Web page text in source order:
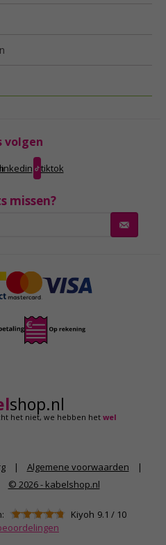
volgen
tiktok
missen?
shop.nl
het niet,we hebben hetwel
| Algemene voorwaarden
|
© 2026 - kabelshop.nl
Kiyoh 9.1 / 10